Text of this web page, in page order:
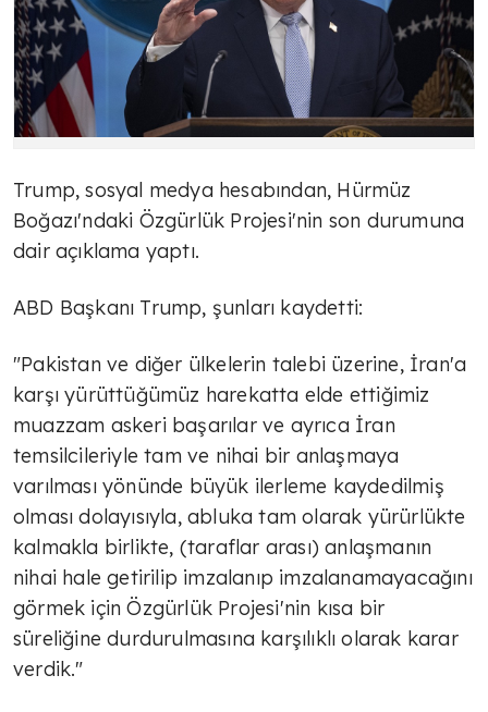
Trump, sosyal medya hesabından, Hürmüz
Boğazı'ndaki Özgürlük Projesi'nin son durumuna
dair açıklama yaptı.
ABD Başkanı Trump, şunları kaydetti:
"Pakistan ve diğer ülkelerin talebi üzerine, İran'a
karşı yürüttüğümüz harekatta elde ettiğimiz
muazzam askeri başarılar ve ayrıca İran
temsilcileriyle tam ve nihai bir anlaşmaya
varılması yönünde büyük ilerleme kaydedilmiş
olması dolayısıyla, abluka tam olarak yürürlükte
kalmakla birlikte, (taraflar arası) anlaşmanın
nihai hale getirilip imzalanıp imzalanamayacağını
görmek için Özgürlük Projesi'nin kısa bir
süreliğine durdurulmasına karşılıklı olarak karar
verdik."